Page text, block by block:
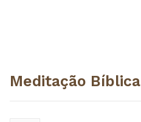
Meditação Bíblica